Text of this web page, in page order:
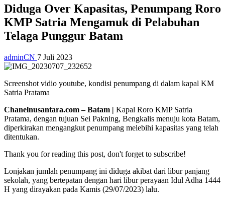
Diduga Over Kapasitas, Penumpang Roro
KMP Satria Mengamuk di Pelabuhan
Telaga Punggur Batam
adminCN 7 Juli 2023
Screenshot vidio youtube, kondisi penumpang di dalam kapal KM
Satria Pratama
Chanelnusantara.com – Batam | Kapal Roro KMP Satria
Pratama, dengan tujuan Sei Pakning, Bengkalis menuju kota Batam,
diperkirakan mengangkut penumpang melebihi kapasitas yang telah
ditentukan.
Thank you for reading this post, don't forget to subscribe!
Lonjakan jumlah penumpang ini diduga akibat dari libur panjang
sekolah, yang bertepatan dengan hari libur perayaan Idul Adha 1444
H yang dirayakan pada Kamis (29/07/2023) lalu.